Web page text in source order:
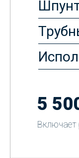
5
Включает